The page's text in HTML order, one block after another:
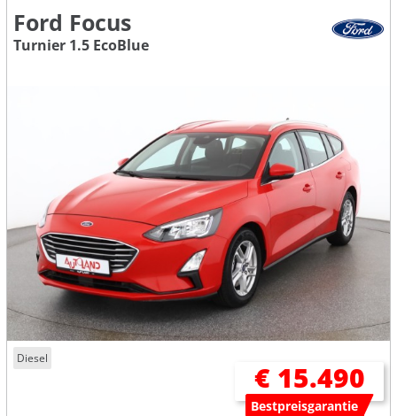
Ford Focus
Turnier 1.5 EcoBlue
Diesel
€ 15.490
Bestpreisgarantie